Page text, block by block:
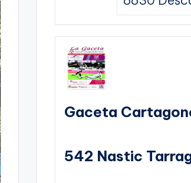
Gaceta
542 Nastic